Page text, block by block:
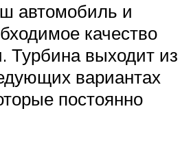
автомобиль и
качество
Турбина выходит из
вариантах
постоянно